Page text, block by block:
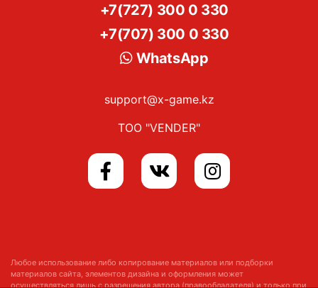
+7(727) 300 0 330
+7(707) 300 0 330
WhatsApp
support@x-game.kz
ТОО "VENDER"
Любое использование либо копирование материалов или подборки
материалов сайта, элементов дизайна и оформления может
осуществляться лишь с разрешения автора (правообладателя) и только при